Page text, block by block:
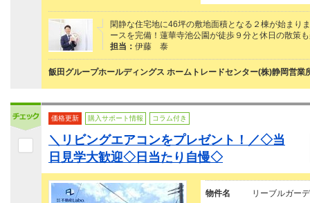
閑静な住宅地に46坪の敷地面積となる２棟が始まり
ースを完備！蓮華寺池公園が徒歩９分と休日の散策
担当： 伊藤 泰
飯田グループホールディングス ホームトレードセンター(株)静岡営業
価格更新 購入サポート情報 コラム付き
＼リビングエアコンをプレゼント！／◇当
日見学大歓迎◇日当たり自慢◇
物件名 リーブルガー